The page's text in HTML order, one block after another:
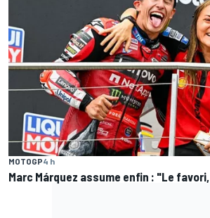
MOTOGP4 h
Marc Márquez assume enfin : "Le